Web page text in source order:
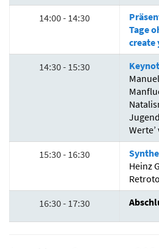
14:00 - 14:30
Tage
create
14:30 - 15:30
15:30 - 16:30
Heinz
16:30 - 17:30